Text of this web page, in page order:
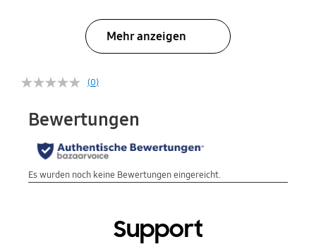
Mehr anzeigen
(0)
Support